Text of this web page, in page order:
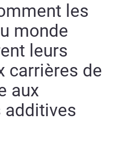
les
monde
leurs
carrières de
aux
additives